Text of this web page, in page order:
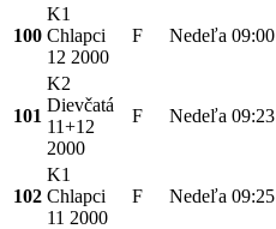
100
K1
Chlapci
12 2000
F Nedeľa 09:00
101
K2
Dievčatá
11+12
2000
F Nedeľa 09:23
102
K1
Chlapci
11 2000
F Nedeľa 09:25